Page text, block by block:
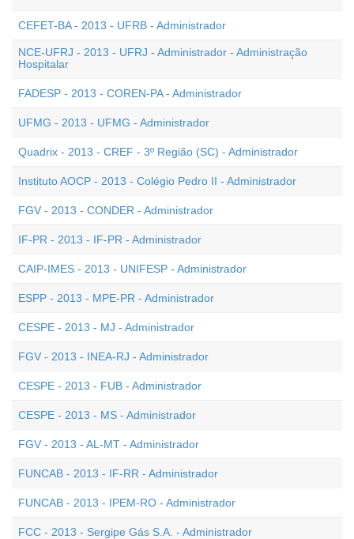
CEFET-BA - 2013 - UFRB - Administrador
NCE-UFRJ - 2013 - UFRJ - Administrador - Administração
Hospitalar
FADESP - 2013 - COREN-PA - Administrador
UFMG - 2013 - UFMG - Administrador
Quadrix - 2013 - CREF - 3º Região (SC) - Administrador
Instituto AOCP - 2013 - Colégio Pedro II - Administrador
FGV - 2013 - CONDER - Administrador
IF-PR - 2013 - IF-PR - Administrador
CAIP-IMES - 2013 - UNIFESP - Administrador
ESPP - 2013 - MPE-PR - Administrador
CESPE - 2013 - MJ - Administrador
FGV - 2013 - INEA-RJ - Administrador
CESPE - 2013 - FUB - Administrador
CESPE - 2013 - MS - Administrador
FGV - 2013 - AL-MT - Administrador
FUNCAB - 2013 - IF-RR - Administrador
FUNCAB - 2013 - IPEM-RO - Administrador
FCC - 2013 - Sergipe Gás S.A. - Administrador